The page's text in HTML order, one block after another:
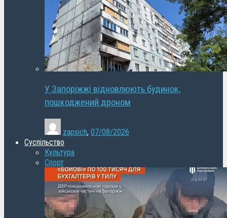
У Запоріжжі відновлюють будинок,
пошкоджений дроном
zapsich, 07/08/2026
Суспільство
Культура
Спорт